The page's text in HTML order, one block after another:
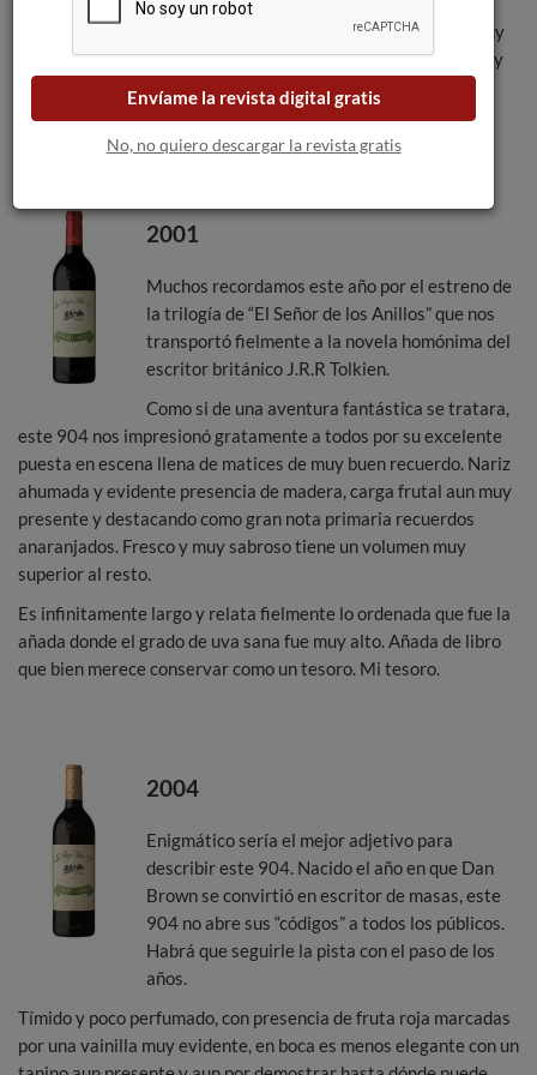
La nariz es tremendamente dulce con recuerdos a pasas y muy
abierto. Algo más nervioso que su hermano mayor inmediato y
con una boca más musculosa, es un 904 algo desconcertante
pero más que correcto.
2001
Muchos recordamos este año por el estreno de
la trilogía de “El Señor de los Anillos” que nos
transportó fielmente a la novela homónima del
escritor británico J.R.R Tolkien.
Como si de una aventura fantástica se tratara,
este 904 nos impresionó gratamente a todos por su excelente
puesta en escena llena de matices de muy buen recuerdo. Nariz
ahumada y evidente presencia de madera, carga frutal aun muy
presente y destacando como gran nota primaria recuerdos
anaranjados. Fresco y muy sabroso tiene un volumen muy
superior al resto.
Es infinitamente largo y relata fielmente lo ordenada que fue la
añada donde el grado de uva sana fue muy alto. Añada de libro
que bien merece conservar como un tesoro. Mi tesoro.
2004
Enigmático sería el mejor adjetivo para
describir este 904. Nacido el año en que Dan
Brown se convirtió en escritor de masas, este
904 no abre sus “códigos” a todos los públicos.
Habrá que seguirle la pista con el paso de los
años.
Tímido y poco perfumado, con presencia de fruta roja marcadas
por una vainilla muy evidente, en boca es menos elegante con un
Envíame la revista digital gratis
No, no quiero descargar la revista gratis